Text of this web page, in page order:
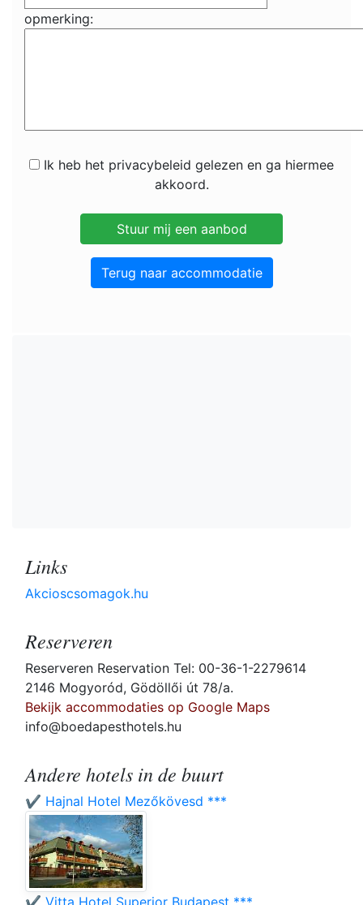
opmerking:
Ik heb het privacybeleid gelezen en ga hiermee
akkoord.
Terug naar accommodatie
Links
Akcioscsomagok.hu
Reserveren
Reserveren Reservation Tel: 00-36-1-2279614
2146 Mogyoród, Gödöllői út 78/a.
Bekijk accommodaties op Google Maps
info@boedapesthotels.hu
Andere hotels in de buurt
✔️ Hajnal Hotel Mezőkövesd ***